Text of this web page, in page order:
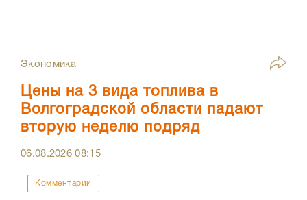
Экономика
Цены на 3 вида топлива в
Волгоградской области падают
вторую неделю подряд
06.08.202608:15
Комментарии